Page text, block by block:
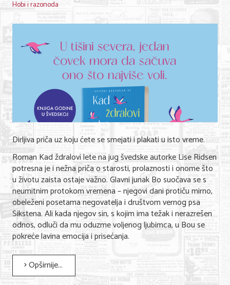
Sve za venčanje
Gastronomija
Zdravlje i medicina
Sport i rekreacija
Hobi i razonoda
ADRESAR
Posao
Usluge
Nega lica i tela
Shopping
Sve za venčanje
Hobi i razonoda
Dirljiva priča uz koju ćete se smejati i plakati u isto vreme.
Roman Kad ždralovi lete na jug švedske autorke Lise Ridsen
potresna je i nežna priča o starosti, prolaznosti i onome što
u životu zaista ostaje važno. Glavni junak Bo suočava se s
neumitnim protokom vremena – njegovi dani protiču mirno,
obeleženi posetama negovatelja i društvom vernog psa
Sikstena. Ali kada njegov sin, s kojim ima težak i nerazrešen
odnos, odluči da mu oduzme voljenog ljubimca, u Bou se
pokreće lavina emocija i prisećanja.
Opširnije...